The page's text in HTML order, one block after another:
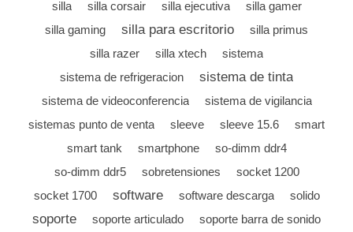
silla
silla corsair silla ejecutiva
silla gamer
silla gaming
silla para escritorio
silla primus
silla razer
silla xtech
sistema
sistema de refrigeracion
sistema de tinta
sistema de videoconferencia
sistema de vigilancia
sistemas punto de venta
sleeve sleeve 15.6
smart
smart tank
smartphone
so-dimm ddr4
so-dimm ddr5
sobretensiones
socket 1200
socket 1700
software software descarga solido
soporte soporte articulado
soporte barra de sonido